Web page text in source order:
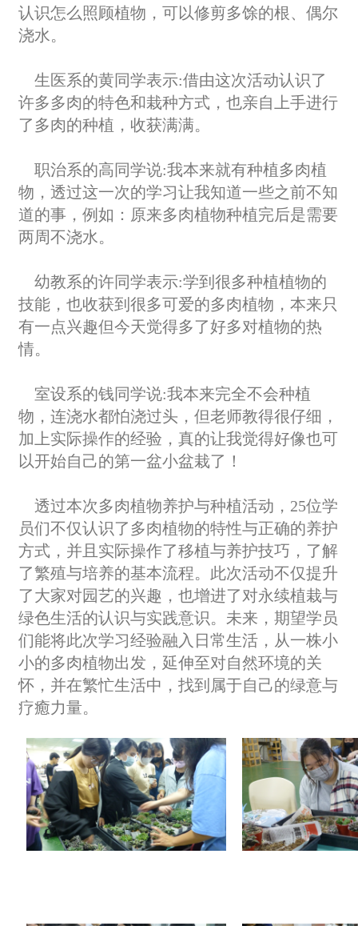
认识怎么照顾植物，可以修剪多馀的根、偶尔
浇水。
生医系的黄同学表示:借由这次活动认识了
许多多肉的特色和栽种方式，也亲自上手进行
了多肉的种植，收获满满。
职治系的高同学说:我本来就有种植多肉植
物，透过这一次的学习让我知道一些之前不知
道的事，例如：原来多肉植物种植完后是需要
两周不浇水。
幼教系的许同学表示:学到很多种植植物的
技能，也收获到很多可爱的多肉植物，本来只
有一点兴趣但今天觉得多了好多对植物的热
情。
室设系的钱同学说:我本来完全不会种植
物，连浇水都怕浇过头，但老师教得很仔细，
加上实际操作的经验，真的让我觉得好像也可
以开始自己的第一盆小盆栽了！
透过本次多肉植物养护与种植活动，25位学
员们不仅认识了多肉植物的特性与正确的养护
方式，并且实际操作了移植与养护技巧，了解
了繁殖与培养的基本流程。此次活动不仅提升
了大家对园艺的兴趣，也增进了对永续植栽与
绿色生活的认识与实践意识。未来，期望学员
们能将此次学习经验融入日常生活，从一株小
小的多肉植物出发，延伸至对自然环境的关
怀，并在繁忙生活中，找到属于自己的绿意与
疗癒力量。